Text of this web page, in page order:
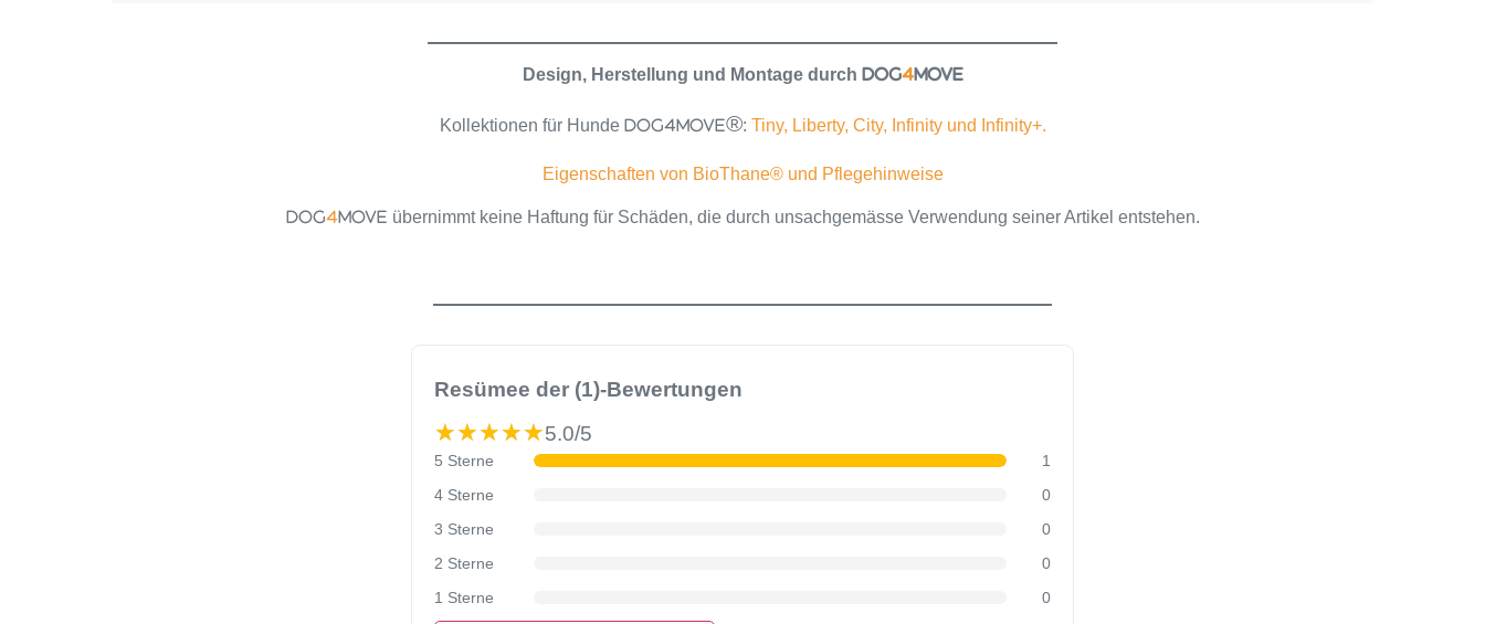
Design, Herstellung und Montage durch DOG4MOVE
Kollektionen für Hunde DOG4MOVE®: Tiny, Liberty, City, Infinity und Infinity+.
Eigenschaften von BioThane® und Pflegehinweise
DOG4MOVE übernimmt keine Haftung für Schäden, die durch unsachgemässe Verwendung seiner Artikel entstehen.
Resümee der (1)-Bewertungen
★★★★★
★★★★★5.0/5
5 Sterne
1
4 Sterne
0
3 Sterne
0
2 Sterne
0
1 Sterne
0